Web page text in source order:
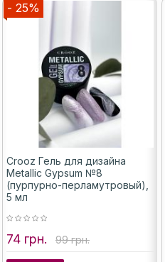
- 25%
Crooz Гель для дизайна
Metallic Gypsum №8
(пурпурно-перламутровый),
5 мл
74 грн. 99 грн.